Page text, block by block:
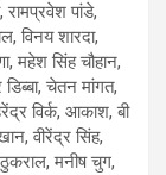
रामप्रवेश पांडे,
विनय शारदा,
महेश सिंह चौहान,
चेतन मांगत,
विर्क, आकाश, बी
वीरेंद्र सिंह,
मनीष चुग,